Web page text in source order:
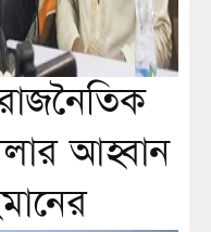
আহ্বান